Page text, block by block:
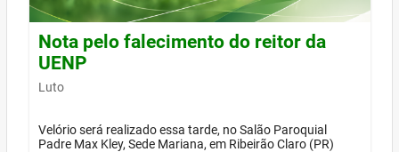
Nota pelo falecimento do reitor da
UENP
Luto
Velório será realizado essa tarde, no Salão Paroquial
Padre Max Kley, Sede Mariana, em Ribeirão Claro (PR)